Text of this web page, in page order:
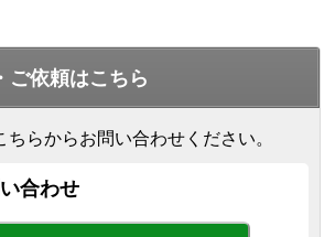
ご依頼はこちら
らからお問い合わせください。
合わせ